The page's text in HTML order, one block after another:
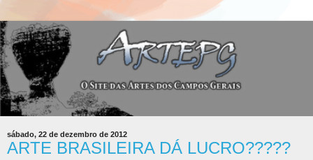
sábado, 22 de dezembro de 2012
ARTE BRASILEIRA DÁ LUCRO?????